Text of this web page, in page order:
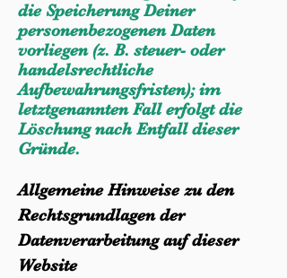
die Speicherung Deiner
personenbezogenen Daten
vorliegen (z. B. steuer- oder
handelsrechtliche
Aufbewahrungsfristen); im
letztgenannten Fall erfolgt die
Löschung nach Entfall dieser
Gründe.
Allgemeine Hinweise zu den
Rechtsgrundlagen der
Datenverarbeitung auf dieser
Website